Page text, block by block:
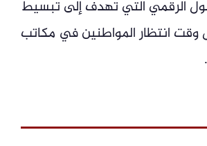
الرقمي التي تهدف إلى تبسيط
وقت انتظار المواطنين في مكاتب